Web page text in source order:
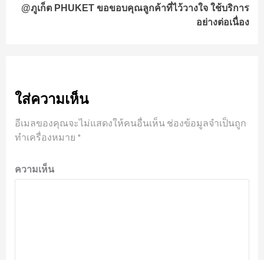
@ภูเก็ต PHUKET ขอขอบคุณลูกค้าที่ไว้วางใจ ใช้บริการ
อย่างต่อเนื่อง
ใส่ความเห็น
อีเมลของคุณจะไม่แสดงให้คนอื่นเห็น ช่องข้อมูลจำเป็นถูก
ทำเครื่องหมาย *
ความเห็น